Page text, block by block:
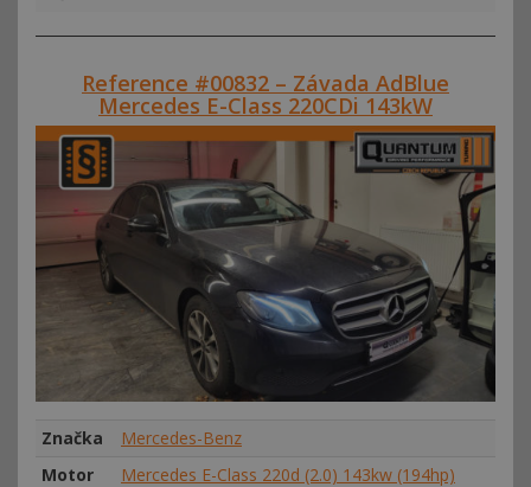
Reference #00832 – Závada AdBlue
Mercedes E-Class 220CDi 143kW
Značka
Mercedes-Benz
Motor
Mercedes E-Class 220d (2.0) 143kw (194hp)